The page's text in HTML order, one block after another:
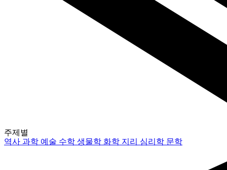
주제별
역사과학 예술 수학생물학 화학 지리 심리학 문학